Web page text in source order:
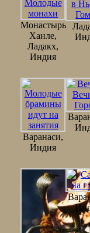
Монастырь
Ханле,
Ладакх,
Индия
Варанаси,
Индия